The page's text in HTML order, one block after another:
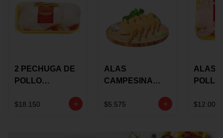
2 PECHUGA DE
POLLO
MARINADA X
$18.150
ALAS
CAMPESINA
COSTILLAR A
$5.575
ALAS
POLLO
$12.000